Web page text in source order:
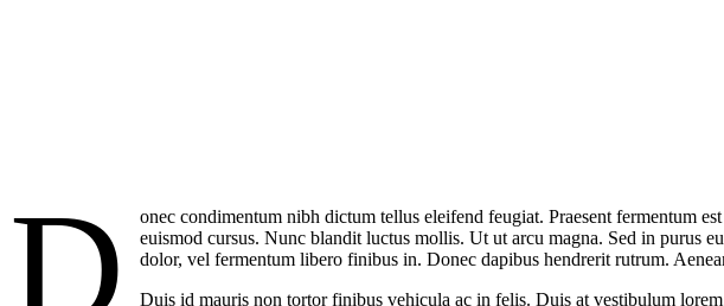
D
onec condimentum nibh dictum tellus eleifend feugiat. Praesent fermentum
euismod cursus. Nunc blandit luctus mollis. Ut ut arcu magna. Sed in purus
dolor, vel fermentum libero finibus in. Donec dapibus hendrerit rutrum.
Duis id mauris non tortor finibus vehicula ac in felis. Duis at vestibulum